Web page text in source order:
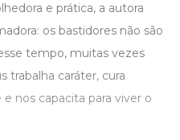
e prática, a autora
os bastidores não são
tempo, muitas vezes
trabalha caráter, cura
nos capacita para viver o